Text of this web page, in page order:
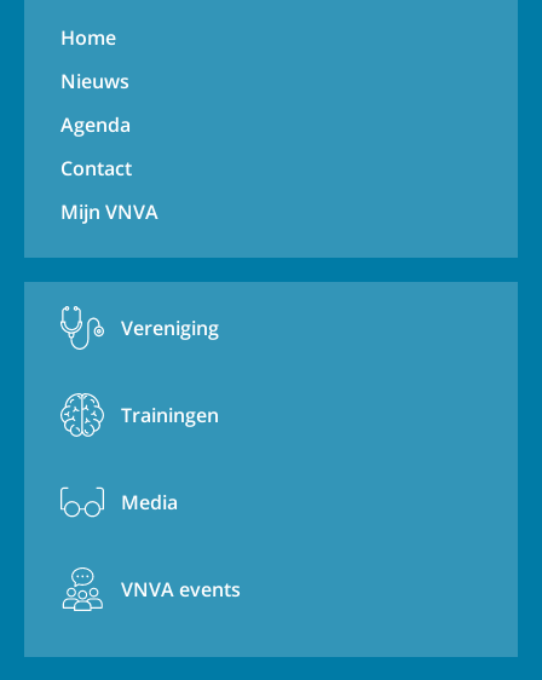
Home
Nieuws
Agenda
Contact
Mijn VNVA
Vereniging
Trainingen
Media
VNVA events